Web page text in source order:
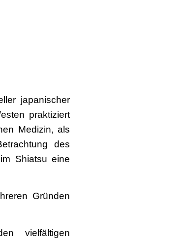
japanischer
praktiziert
Medizin, als
des
Shiatsu eine
Gründen
vielfältigen